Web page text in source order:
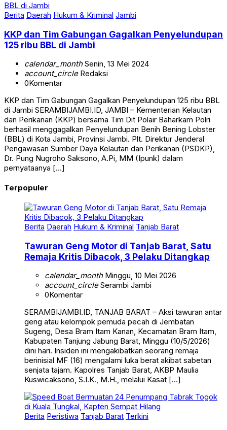
Berita Daerah
125 ribu BBL di Jambi
account_circleRedaksi
0Komentar
di Jambi SERAMBIJAMBI.ID, JAMBI – Kementerian Kelautan
dan Perikanan (KKP) bersama Tim Dit Polair Baharkam Polri
berhasil menggagalkan Penyelundupan Benih Bening Lobster
(BBL) di Kota Jambi, Provinsi Jambi. Plt. Direktur Jenderal
Pengawasan Sumber Daya Kelautan dan Perikanan (PSDKP),
Dr. Pung Nugroho Saksono, A.Pi, MM (Ipunk) dalam
pernyataanya […]
Berita Daerah Hukum & Kriminal Tanjab Barat
Remaja Kritis Dibacok, 3 Pelaku Ditangkap
account_circleSerambi Jambi
0Komentar
geng atau kelompok pemuda pecah di Jembatan
Sugeng, Desa Bram Itam Kanan, Kecamatan Bram Itam,
Kabupaten Tanjung Jabung Barat, Minggu (10/5/2026)
dini hari. Insiden ini mengakibatkan seorang remaja
berinisial MF (16) mengalami luka berat akibat sabetan
senjata tajam. Kapolres Tanjab Barat, AKBP Maulia
Kuswicaksono, S.I.K., M.H., melalui Kasat […]
Berita Peristiwa Tanjab Barat Terkini